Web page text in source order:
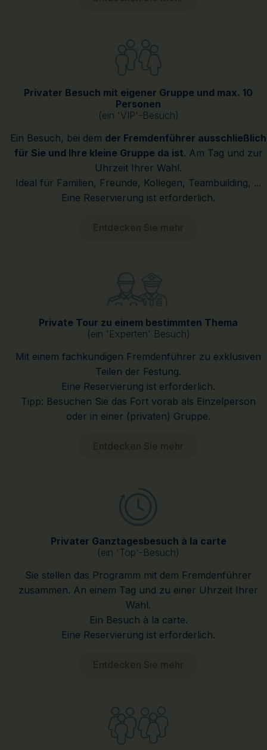
Privater Besuch mit eigener Gruppe und max. 10
Personen
(ein 'VIP'-Besuch)
Ein Besuch, bei dem der Fremdenführer ausschließlich
für Sie und Ihre kleine Gruppe da ist. Am Tag und zur
Uhrzeit Ihrer Wahl.
Ideal für Familien, Freunde, Kollegen, Teambuilding, ...
Eine Reservierung ist erforderlich.
Private Tour zu einem bestimmten Thema
(ein 'Experten' Besuch)
Mit einem fachkundigen Fremdenführer zu exklusiven
Teilen der Festung.
Eine Reservierung ist erforderlich.
Tipp: Besuchen Sie das Fort vorab als Einzelperson
oder in einer (privaten) Gruppe.
Privater Ganztagesbesuch à la carte
(ein 'Top'-Besuch)
Sie stellen das Programm mit dem Fremdenführer
zusammen. An einem Tag und zu einer Uhrzeit Ihrer
Wahl.
Ein Besuch à la carte.
Eine Reservierung ist erforderlich.